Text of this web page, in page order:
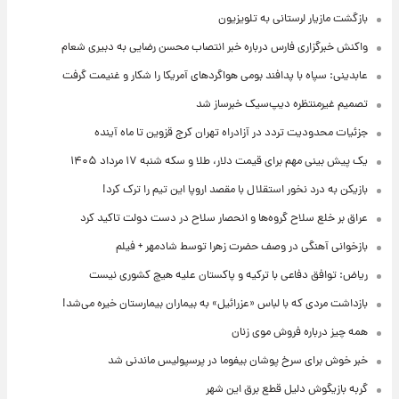
بازگشت مازیار لرستانی به تلویزیون
واکنش خبرگزاری فارس درباره خبر انتصاب محسن رضایی به دبیری شعام
عابدینی: سپاه با پدافند بومی هواگردهای آمریکا را شکار و غنیمت گرفت
تصمیم غیرمنتظره دیپ‌سیک خبرساز شد
جزئیات محدودیت تردد در آزادراه تهران کرج قزوین تا ماه آینده
یک پیش ‌بینی مهم برای قیمت دلار، طلا و سکه شنبه ۱۷ مرداد ۱۴۰۵
بازیکن به درد نخور استقلال با مقصد اروپا این تیم را ترک کرد!
عراق بر خلع سلاح گروه‌ها و انحصار سلاح در دست دولت تاکید کرد
بازخوانی آهنگی در وصف حضرت زهرا توسط شادمهر + فیلم
ریاض: توافق دفاعی با ترکیه و پاکستان علیه هیچ کشوری نیست
بازداشت مردی که با لباس «عزرائیل» به بیماران بیمارستان خیره می‌شد!
همه چیز درباره فروش موی زنان
خبر خوش برای سرخ پوشان بیفوما در پرسپولیس ماندنی شد
گربه بازیگوش دلیل قطع برق این شهر